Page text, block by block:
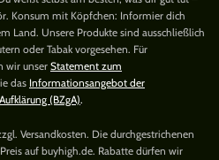
Konsum mit Köpfchen: Informier dich
Land. Unsere Produkte sind ausschließlich
oder Tabak vorgesehen. Für
wir unserStatement zum
das Informationsangebot der
(BZgA).
Versandkosten. Die durchgestrichenen
auf buyhigh.de. Rabatte dürfen wir